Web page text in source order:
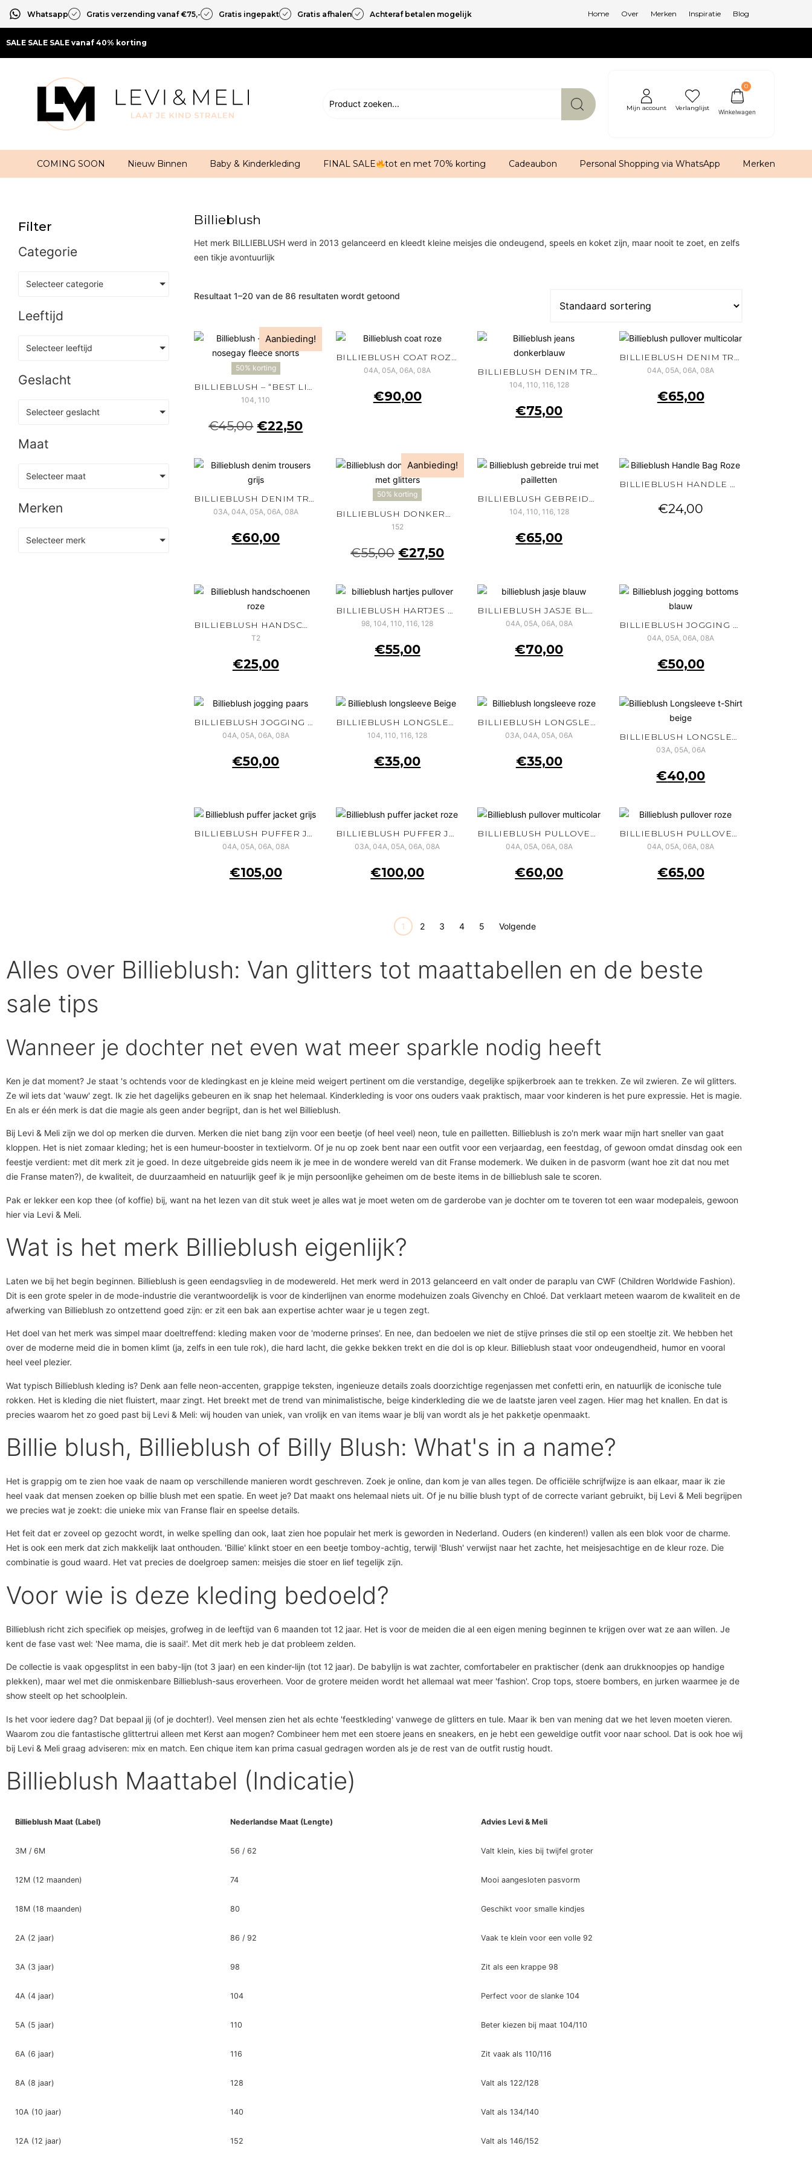
Whatsapp Gratis verzending vanaf €75,- Gratis ingepakt Gratis afhalen Achteraf betalen mogelijk Home Over Merken Inspiratie Blog
SALE SALE SALE vanaf 40% korting
Mijn account Verlanglijst
0
COMING SOON Nieuw Binnen Baby & Kinderkleding FINAL SALE tot en met 70% korting Cadeaubon Personal Shopping via WhatsApp Merken
Filter
Categorie
Selecteer categorie
Leeftijd
Selecteer leeftijd
Geslacht
Selecteer geslacht
Maat
Selecteer maat
Merken
Selecteer merk
Billieblush
Het merk BILLIEBLUSH werd in 2013 gelanceerd en kleedt kleine meisjes die ondeugend, speels en koket zijn, maar nooit te zoet, en zelfs
een tikje avontuurlijk
Resultaat 1–20 van de 86 resultaten wordt getoond
Aanbieding!
50% korting
BILLIEBLUSH – “BEST LIFE” NOSEGAY FLEECE SHORTS
104, 110
€45,00 €22,50
BILLIEBLUSH COAT ROZE
04A, 05A, 06A, 08A
€90,00
BILLIEBLUSH DENIM TROUSERS BAGGY BLAUW
104, 110, 116, 128
€75,00
BILLIEBLUSH DENIM TROUSERS BLAUW
04A, 05A, 06A, 08A
€65,00
BILLIEBLUSH DENIM TROUSERS GRIJS
03A, 04A, 05A, 06A, 08A
€60,00
Aanbieding!
50% korting
BILLIEBLUSH DONKERBLAUW VEST MET GLITTERS
152
€55,00 €27,50
BILLIEBLUSH GEBREIDE TRUI MET PAILLETTEN
104, 110, 116, 128
€65,00
BILLIEBLUSH HANDLE BAG ROZE
€24,00
BILLIEBLUSH HANDSCHOENEN ROZE
T2
€25,00
BILLIEBLUSH HARTJES PULLOVER
98, 104, 110, 116, 128
€55,00
BILLIEBLUSH JASJE BLAUW
04A, 05A, 06A, 08A
€70,00
BILLIEBLUSH JOGGING BOTTOMS BLAUW
04A, 05A, 06A, 08A
€50,00
BILLIEBLUSH JOGGING BOTTOMS PAARS
04A, 05A, 06A, 08A
€50,00
BILLIEBLUSH LONGSLEEVE BEIGE
104, 110, 116, 128
€35,00
BILLIEBLUSH LONGSLEEVE ROZE
03A, 04A, 05A, 06A
€35,00
BILLIEBLUSH LONGSLEEVE T-SHIRT BEIGE
03A, 05A, 06A
€40,00
BILLIEBLUSH PUFFER JACKET GRIJS
04A, 05A, 06A, 08A
€105,00
BILLIEBLUSH PUFFER JACKET ROZE
03A, 04A, 05A, 06A, 08A
€100,00
BILLIEBLUSH PULLOVER MULTICOLOR
04A, 05A, 06A, 08A
€60,00
BILLIEBLUSH PULLOVER ROZE
04A, 05A, 06A, 08A
€65,00
1 2 3 4 5 Volgende
Alles over Billieblush: Van glitters tot maattabellen en de beste
sale tips
Wanneer je dochter net even wat meer sparkle nodig heeft
Ken je dat moment? Je staat 's ochtends voor de kledingkast en je kleine meid weigert pertinent om die verstandige, degelijke spijkerbroek aan te trekken. Ze wil zwieren. Ze wil glitters.
Ze wil iets dat 'wauw' zegt. Ik zie het dagelijks gebeuren en ik snap het helemaal. Kinderkleding is voor ons ouders vaak praktisch, maar voor kinderen is het pure expressie. Het is magie.
En als er één merk is dat die magie als geen ander begrijpt, dan is het wel Billieblush.
Bij Levi & Meli zijn we dol op merken die durven. Merken die niet bang zijn voor een beetje (of heel veel) neon, tule en pailletten. Billieblush is zo'n merk waar mijn hart sneller van gaat
kloppen. Het is niet zomaar kleding; het is een humeur-booster in textielvorm. Of je nu op zoek bent naar een outfit voor een verjaardag, een feestdag, of gewoon omdat dinsdag ook een
feestje verdient: met dit merk zit je goed. In deze uitgebreide gids neem ik je mee in de wondere wereld van dit Franse modemerk. We duiken in de pasvorm (want hoe zit dat nou met
die Franse maten?), de kwaliteit, de duurzaamheid en natuurlijk geef ik je mijn persoonlijke geheimen om de beste items in de billieblush sale te scoren.
Pak er lekker een kop thee (of koffie) bij, want na het lezen van dit stuk weet je alles wat je moet weten om de garderobe van je dochter om te toveren tot een waar modepaleis, gewoon
hier via Levi & Meli.
Wat is het merk Billieblush eigenlijk?
Laten we bij het begin beginnen. Billieblush is geen eendagsvlieg in de modewereld. Het merk werd in 2013 gelanceerd en valt onder de paraplu van CWF (Children Worldwide Fashion).
Dit is een grote speler in de mode-industrie die verantwoordelijk is voor de kinderlijnen van enorme modehuizen zoals Givenchy en Chloé. Dat verklaart meteen waarom de kwaliteit en de
afwerking van Billieblush zo ontzettend goed zijn: er zit een bak aan expertise achter waar je u tegen zegt.
Het doel van het merk was simpel maar doeltreffend: kleding maken voor de 'moderne prinses'. En nee, dan bedoelen we niet de stijve prinses die stil op een stoeltje zit. We hebben het
over de moderne meid die in bomen klimt (ja, zelfs in een tule rok), die hard lacht, die gekke bekken trekt en die dol is op kleur. Billieblush staat voor ondeugendheid, humor en vooral
heel veel plezier.
Wat typisch Billieblush kleding is? Denk aan felle neon-accenten, grappige teksten, ingenieuze details zoals doorzichtige regenjassen met confetti erin, en natuurlijk de iconische tule
rokken. Het is kleding die niet fluistert, maar zingt. Het breekt met de trend van minimalistische, beige kinderkleding die we de laatste jaren veel zagen. Hier mag het knallen. En dat is
precies waarom het zo goed past bij Levi & Meli: wij houden van uniek, van vrolijk en van items waar je blij van wordt als je het pakketje openmaakt.
Billie blush, Billieblush of Billy Blush: What's in a name?
Het is grappig om te zien hoe vaak de naam op verschillende manieren wordt geschreven. Zoek je online, dan kom je van alles tegen. De officiële schrijfwijze is aan elkaar, maar ik zie
heel vaak dat mensen zoeken op billie blush met een spatie. En weet je? Dat maakt ons helemaal niets uit. Of je nu billie blush typt of de correcte variant gebruikt, bij Levi & Meli begrijpen
we precies wat je zoekt: die unieke mix van Franse flair en speelse details.
Het feit dat er zoveel op gezocht wordt, in welke spelling dan ook, laat zien hoe populair het merk is geworden in Nederland. Ouders (en kinderen!) vallen als een blok voor de charme.
Het is ook een merk dat zich makkelijk laat onthouden. 'Billie' klinkt stoer en een beetje tomboy-achtig, terwijl 'Blush' verwijst naar het zachte, het meisjesachtige en de kleur roze. Die
combinatie is goud waard. Het vat precies de doelgroep samen: meisjes die stoer en lief tegelijk zijn.
Voor wie is deze kleding bedoeld?
Billieblush richt zich specifiek op meisjes, grofweg in de leeftijd van 6 maanden tot 12 jaar. Het is voor de meiden die al een eigen mening beginnen te krijgen over wat ze aan willen. Je
kent de fase vast wel: 'Nee mama, die is saai!'. Met dit merk heb je dat probleem zelden.
De collectie is vaak opgesplitst in een baby-lijn (tot 3 jaar) en een kinder-lijn (tot 12 jaar). De babylijn is wat zachter, comfortabeler en praktischer (denk aan drukknoopjes op handige
plekken), maar wel met die onmiskenbare Billieblush-saus eroverheen. Voor de grotere meiden wordt het allemaal wat meer 'fashion'. Crop tops, stoere bombers, en jurken waarmee je de
show steelt op het schoolplein.
Is het voor iedere dag? Dat bepaal jij (of je dochter!). Veel mensen zien het als echte 'feestkleding' vanwege de glitters en tule. Maar ik ben van mening dat we het leven moeten vieren.
Waarom zou die fantastische glittertrui alleen met Kerst aan mogen? Combineer hem met een stoere jeans en sneakers, en je hebt een geweldige outfit voor naar school. Dat is ook hoe wij
bij Levi & Meli graag adviseren: mix en match. Een chique item kan prima casual gedragen worden als je de rest van de outfit rustig houdt.
Billieblush Maattabel (Indicatie)
Billieblush Maat (Label) Nederlandse Maat (Lengte) Advies Levi & Meli
3M / 6M 56 / 62 Valt klein, kies bij twijfel groter
12M (12 maanden) 74 Mooi aangesloten pasvorm
18M (18 maanden) 80 Geschikt voor smalle kindjes
2A (2 jaar) 86 / 92 Vaak te klein voor een volle 92
3A (3 jaar) 98 Zit als een krappe 98
4A (4 jaar) 104 Perfect voor de slanke 104
5A (5 jaar) 110 Beter kiezen bij maat 104/110
6A (6 jaar) 116 Zit vaak als 110/116
8A (8 jaar) 128 Valt als 122/128
10A (10 jaar) 140 Valt als 134/140
12A (12 jaar) 152 Valt als 146/152